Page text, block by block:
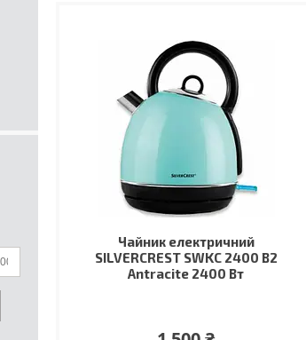
Чайник електричний
SILVERCREST SWKC 2400 B2
Antracite 2400 Вт